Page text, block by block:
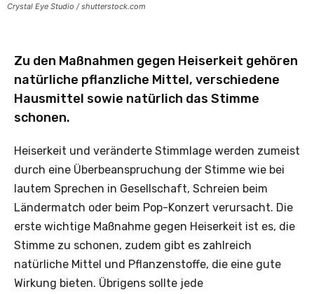
Crystal Eye Studio / shutterstock.com
Zu den Maßnahmen gegen Heiserkeit gehören
natürliche pflanzliche Mittel, verschiedene
Hausmittel sowie natürlich das Stimme
schonen.
Heiserkeit und veränderte Stimmlage werden zumeist
durch eine Überbeanspruchung der Stimme wie bei
lautem Sprechen in Gesellschaft, Schreien beim
Ländermatch oder beim Pop-Konzert verursacht. Die
erste wichtige Maßnahme gegen Heiserkeit ist es, die
Stimme zu schonen, zudem gibt es zahlreich
natürliche Mittel und Pflanzenstoffe, die eine gute
Wirkung bieten. Übrigens sollte jede